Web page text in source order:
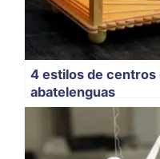
4 estilos de centros
abatelenguas